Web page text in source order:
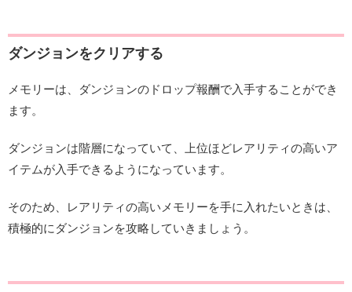
ダンジョンをクリアする
メモリーは、ダンジョンのドロップ報酬で入手することができ
ます。
ダンジョンは階層になっていて、上位ほどレアリティの高いア
イテムが入手できるようになっています。
そのため、レアリティの高いメモリーを手に入れたいときは、
積極的にダンジョンを攻略していきましょう。